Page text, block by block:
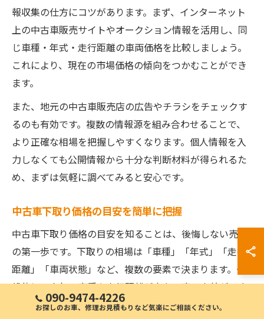
報収集の仕方にコツがあります。まず、インターネット
上の中古車販売サイトやオークション情報を活用し、同
じ車種・年式・走行距離の車両価格を比較しましょう。
これにより、現在の市場価格の傾向をつかむことができ
ます。
また、地元の中古車販売店の広告やチラシをチェックす
るのも有効です。複数の情報源を組み合わせることで、
より正確な相場を把握しやすくなります。個人情報を入
力しなくても公開情報から十分な判断材料が得られるた
め、まずは気軽に調べてみると安心です。
中古車下取り価格の目安を簡単に把握
中古車下取り価格の目安を知ることは、後悔しない売却
の第一歩です。下取りの相場は「車種」「年式」「走行
距離」「車両状態」など、複数の要素で決まります。一
般的に、人気の車種や走行距離が少ない車は高値がつき
やすい傾向にあります。
090-9474-4226
お探しのお車、修理お見積もりなど気楽にご相談ください。